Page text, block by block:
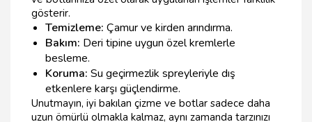
gösterir.
Temizleme: Çamur ve kirden arındırma.
Bakım: Deri tipine uygun özel kremlerle
besleme.
Koruma: Su geçirmezlik spreyleriyle dış
etkenlere karşı güçlendirme.
Unutmayın, iyi bakılan çizme ve botlar sadece daha
uzun ömürlü olmakla kalmaz, aynı zamanda tarzınızı